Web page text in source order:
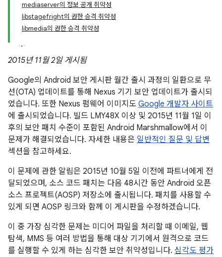
mediaserver의 정보 공개 취약성
libstagefright의 권한 승격 취약성
libmedia의 권한 승격 취약성
2015년 11월 2일 게시됨
Google의 Android 보안 게시판 월간 출시 과정의 일환으로 무
선(OTA) 업데이트를 통해 Nexus 기기 보안 업데이트가 출시되
었습니다. 또한 Nexus 펌웨어 이미지도 Google 개발자 사이트
에 출시되었습니다. 빌드 LMY48X 이상 및 2015년 11월 1일 이
후의 보안 패치 수준이 포함된 Android Marshmallow에서 이
문제가 해결되었습니다. 자세한 내용은 일반적인 질문 및 답변
섹션을 참고하세요.
이 문제에 관한 알림은 2015년 10월 5일 이전에 파트너에게 전
달되었으며, 소스 코드 패치는 다음 48시간 동안 Android 오픈
소스 프로젝트(AOSP) 저장소에 출시됩니다. 패치를 사용할 수
있게 되면 AOSP 링크와 함께 이 게시판을 수정하겠습니다.
이 중 가장 심각한 문제는 미디어 파일을 처리할 때 이메일, 웹
탐색, MMS 등 여러 방법을 통해 대상 기기에서 원격으로 코드
를 실행할 수 있게 하는 심각한 보안 취약성입니다. 심각도 평가